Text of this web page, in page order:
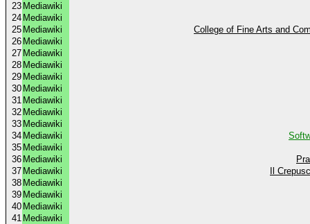
23 Mediawiki
24 Mediawiki
25 Mediawiki
College of Fine Arts and
26 Mediawiki
27 Mediawiki
28 Mediawiki
29 Mediawiki
30 Mediawiki
31 Mediawiki
32 Mediawiki
33 Mediawiki
34 Mediawiki
35 Mediawiki
36 Mediawiki
37 Mediawiki
Il
38 Mediawiki
39 Mediawiki
40 Mediawiki
41 Mediawiki